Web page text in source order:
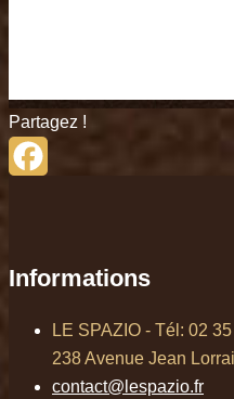
Partagez !
Informations
LE SPAZIO - Tél: 02
238 Avenue Jean
contact@lespazio.fr